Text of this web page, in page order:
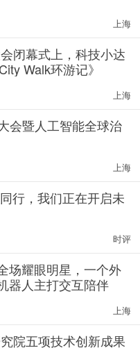
上海
闭幕式上，科技小达
Walk环游记》
上海
会暨人工智能全球治
上海
行，我们正在开启未
时评
场耀眼明星，一个外
器人主打交互陪伴
上海
院五项技术创新成果